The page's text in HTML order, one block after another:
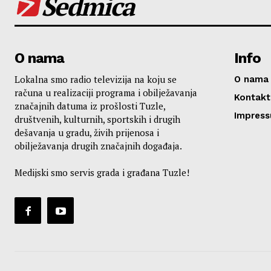
O nama
Lokalna smo radio televizija na koju se
računa u realizaciji programa i obilježavanja
značajnih datuma iz prošlosti Tuzle,
društvenih, kulturnih, sportskih i drugih
dešavanja u gradu, živih prijenosa i
obilježavanja drugih značajnih događaja.
Medijski smo servis grada i građana Tuzle!
Info
O nama
Kontakt